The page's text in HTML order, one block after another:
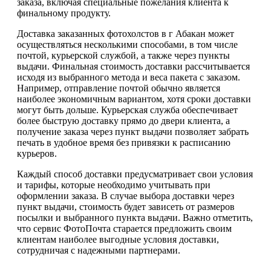
заказа, включая специальные пожелания клиента к
финальному продукту.
Доставка заказанных фотохолстов в г Абакан может
осуществляться несколькими способами, в том числе
почтой, курьерской службой, а также через пункты
выдачи. Финальная стоимость доставки рассчитывается
исходя из выбранного метода и веса пакета с заказом.
Например, отправление почтой обычно является
наиболее экономичным вариантом, хотя сроки доставки
могут быть дольше. Курьерская служба обеспечивает
более быструю доставку прямо до двери клиента, а
получение заказа через пункт выдачи позволяет забрать
печать в удобное время без привязки к расписанию
курьеров.
Каждый способ доставки предусматривает свои условия
и тарифы, которые необходимо учитывать при
оформлении заказа. В случае выбора доставки через
пункт выдачи, стоимость будет зависеть от размеров
посылки и выбранного пункта выдачи. Важно отметить,
что сервис ФотоПочта старается предложить своим
клиентам наиболее выгодные условия доставки,
сотрудничая с надежными партнерами.